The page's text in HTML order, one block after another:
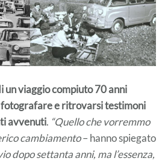
un viaggio compiuto 70 anni
fotografare e ritrovarsi testimoni
avvenuti. “Quello che vorremmo
cambiamento– hanno spiegato
dopo settanta anni, ma l’essenza,